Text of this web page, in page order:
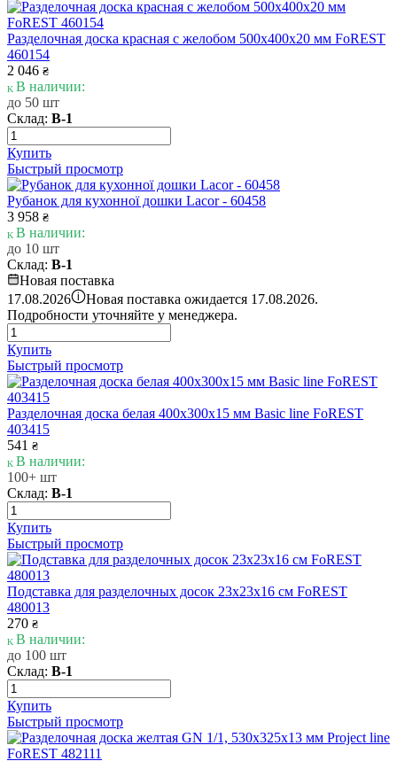
Разделочная доска красная с желобом 500х400х20 мм FoREST
460154
2 046 ₴
В наличии:
до 50 шт
Склад: В-1
Купить
Быстрый просмотр
Рубанок для кухонної дошки Lacor - 60458
3 958 ₴
В наличии:
до 10 шт
Склад: В-1
Новая поставка
17.08.2026 i Новая поставка ожидается 17.08.2026.
Подробности уточняйте у менеджера.
Купить
Быстрый просмотр
Разделочная доска белая 400х300х15 мм Basic line FoREST
403415
541 ₴
В наличии:
100+ шт
Склад: В-1
Купить
Быстрый просмотр
Подставка для разделочных досок 23х23х16 cм FoREST
480013
270 ₴
В наличии:
до 100 шт
Склад: В-1
Купить
Быстрый просмотр